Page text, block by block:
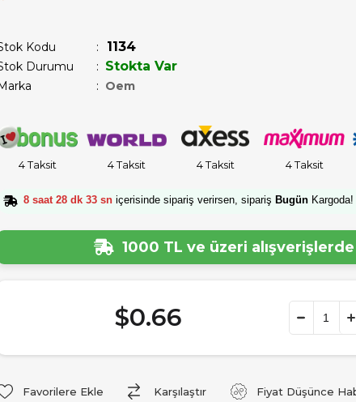
Kodu 1134
Durumu : Stokta Var
: Oem
4 Taksit 4 Taksit 4 Taksit 4 Taksit
8 saat 28 dk 32 sn içerisinde sipariş verirsen, sipariş Bugün Kargoda!
1000 TL ve üzeri alışverişlerde
$0.66
Favorilere Ekle Karşılaştır Fiyat Düşünce